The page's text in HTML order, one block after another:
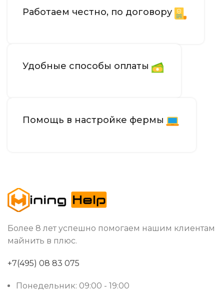
Работаем честно, по договору
Удобные способы оплаты
Помощь в настройке фермы
Более 8 лет успешно помогаем нашим клиентам
майнить в плюс.
+7(495) 08 83 075
Понедельник: 09:00 - 19:00